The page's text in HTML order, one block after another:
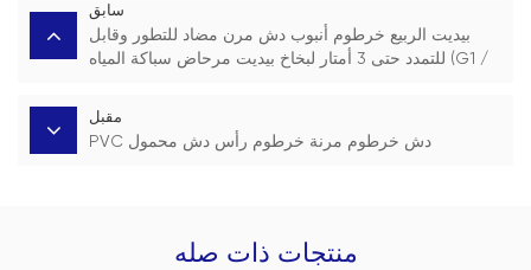
سابق
بيديت الربيع خرطوم أنبوب دش مرن مضاد للتطور وقابل
للتمدد حتى 3 أمتار لبخاخ بيديت مرحاض سباكة المياه (G1 /
مقبل
PVC دش خرطوم مرنة خرطوم رأس دش محمول
منتجات ذات صله